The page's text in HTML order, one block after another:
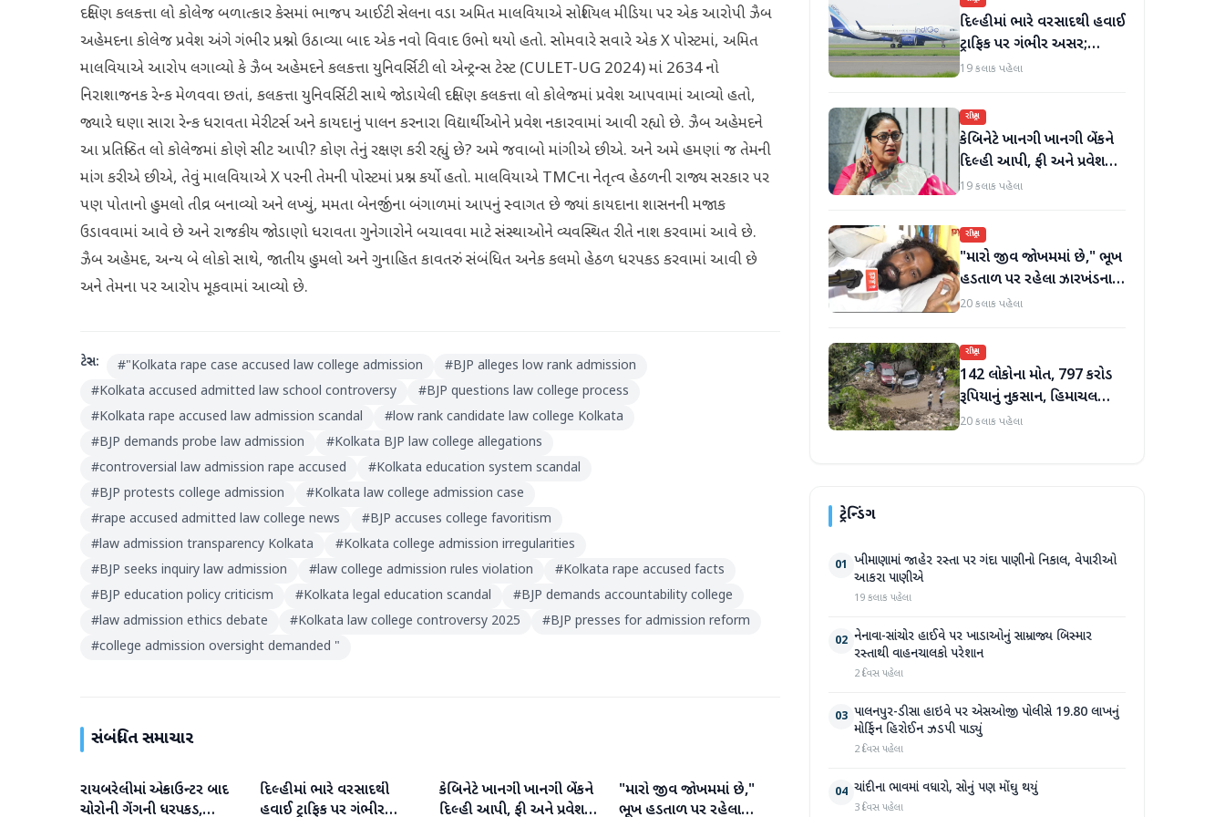
દક્ષિણ કલકત્તા લો કોલેજ બળાત્કાર કેસમાં ભાજપ આઈટી સેલના વડા અમિત માલવિયાએ સોશિયલ મીડિયા પર એક આરોપી ઝૈબ
અહેમદના કોલેજ પ્રવેશ અંગે ગંભીર પ્રશ્નો ઉઠાવ્યા બાદ એક નવો વિવાદ ઉભો થયો હતો. સોમવારે સવારે એક X પોસ્ટમાં, અમિત
માલવિયાએ આરોપ લગાવ્યો કે ઝૈબ અહેમદને કલકત્તા યુનિવર્સિટી લો એન્ટ્રન્સ ટેસ્ટ (CULET-UG 2024) માં 2634 નો
નિરાશાજનક રેન્ક મેળવવા છતાં, કલકત્તા યુનિવર્સિટી સાથે જોડાયેલી દક્ષિણ કલકત્તા લો કોલેજમાં પ્રવેશ આપવામાં આવ્યો હતો,
જ્યારે ઘણા સારા રેન્ક ધરાવતા મેરીટર્સ અને કાયદાનું પાલન કરનારા વિદ્યાર્થીઓને પ્રવેશ નકારવામાં આવી રહ્યો છે. ઝૈબ અહેમદને
આ પ્રતિષ્ઠિત લો કોલેજમાં કોણે સીટ આપી? કોણ તેનું રક્ષણ કરી રહ્યું છે? અમે જવાબો માંગીએ છીએ. અને અમે હમણાં જ તેમની
માંગ કરીએ છીએ, તેવું માલવિયાએ X પરની તેમની પોસ્ટમાં પ્રશ્ન કર્યો હતો. માલવિયાએ TMCના નેતૃત્વ હેઠળની રાજ્ય સરકાર પર
પણ પોતાનો હુમલો તીવ્ર બનાવ્યો અને લખ્યું, મમતા બેનર્જીના બંગાળમાં આપનું સ્વાગત છે જ્યાં કાયદાના શાસનની મજાક
ઉડાવવામાં આવે છે અને રાજકીય જોડાણો ધરાવતા ગુનેગારોને બચાવવા માટે સંસ્થાઓને વ્યવસ્થિત રીતે નાશ કરવામાં આવે છે.
ઝૈબ અહેમદ, અન્ય બે લોકો સાથે, જાતીય હુમલો અને ગુનાહિત કાવતરું સંબંધિત અનેક કલમો હેઠળ ધરપકડ કરવામાં આવી છે
અને તેમના પર આરોપ મૂકવામાં આવ્યો છે.
ટેગ્સ: #"Kolkata rape case accused law college admission #BJP alleges low rank admission
#Kolkata accused admitted law school controversy #BJP questions law college process
#Kolkata rape accused law admission scandal #low rank candidate law college Kolkata
#BJP demands probe law admission #Kolkata BJP law college allegations
#controversial law admission rape accused #Kolkata education system scandal
#BJP protests college admission #Kolkata law college admission case
#rape accused admitted law college news #BJP accuses college favoritism
#law admission transparency Kolkata #Kolkata college admission irregularities
#BJP seeks inquiry law admission #law college admission rules violation #Kolkata rape accused facts
#BJP education policy criticism #Kolkata legal education scandal #BJP demands accountability college
#law admission ethics debate #Kolkata law college controversy 2025 #BJP presses for admission reform
#college admission oversight demanded "
સંબંધિત સમાચાર
રાષ્ટ્રીય
રાયબરેલીમાં એન્કાઉન્ટર બાદ
ચોરોની ગેંગની ધરપકડ,
રાષ્ટ્રીય
દિલ્હીમાં ભારે વરસાદથી
હવાઈ ટ્રાફિક પર ગંભીર
રાષ્ટ્રીય
કેબિનેટે ખાનગી ખાનગી બેંકને
દિલ્હી આપી, ફી અને પ્રવેશ
રાષ્ટ્રીય
"મારો જીવ જોખમમાં છે,"
ભૂખ હડતાળ પર રહેલા
દિલ્હીમાં ભારે વરસાદથી હવાઈ
ટ્રાફિક પર ગંભીર અસર;
ઈન્ડિગોએ મુસાફરો માટે
19 કલાક પહેલા
રાષ્ટ્રીય
કેબિનેટે ખાનગી ખાનગી બેંકને
દિલ્હી આપી, ફી અને પ્રવેશ
માટે નવા નિયમો વિશે જાણો
19 કલાક પહેલા
રાષ્ટ્રીય
"મારો જીવ જોખમમાં છે," ભૂખ
હડતાળ પર રહેલા ઝારખંડના
વિદ્યાર્થી નેતા દેવેન્દ્ર નાથ
20 કલાક પહેલા
રાષ્ટ્રીય
142 લોકોના મોત, 797 કરોડ
રૂપિયાનું નુકસાન, હિમાચલ
પ્રદેશમાં ભારે ચોમાસાનો સામનો
20 કલાક પહેલા
ટ્રેન્ડિંગ
01 ખીમાણામાં જાહેર રસ્તા પર ગંદા પાણીનો નિકાલ, વેપારીઓ
આકરા પાણીએ
19 કલાક પહેલા
02 નેનાવા-સાંચોર હાઈવે પર ખાડાઓનું સામ્રાજ્ય બિસ્માર
રસ્તાથી વાહનચાલકો પરેશાન
2 દિવસ પહેલા
03 પાલનપુર-ડીસા હાઇવે પર એસઓજી પોલીસે 19.80 લાખનું
મોર્ફિન હિરોઈન ઝડપી પાડ્યું
2 દિવસ પહેલા
04 ચાંદીના ભાવમાં વધારો, સોનું પણ મોંઘુ થયું
3 દિવસ પહેલા